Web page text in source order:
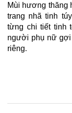
Mùi hương thăng
trang nhã tinh
từng chi tiết tinh
người phụ nữ gợi
riêng.